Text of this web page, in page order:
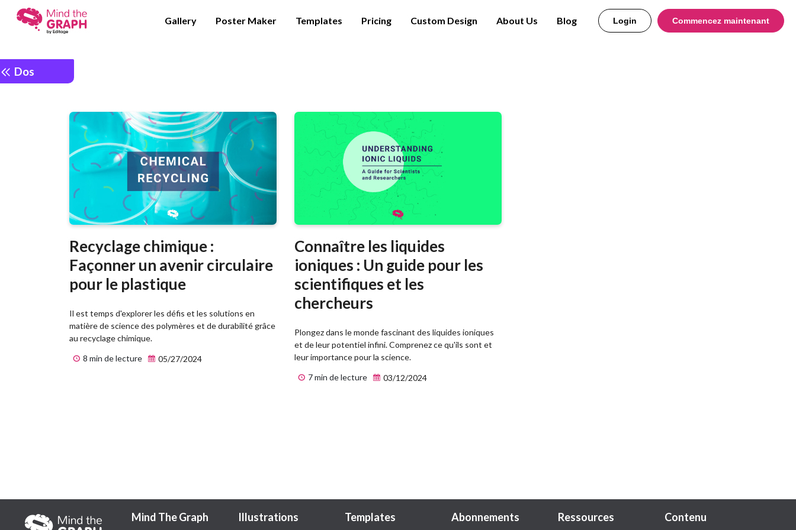
Gallery Poster Maker Templates Pricing Custom Design About Us Blog Login Commencez maintenant
Dos
Recyclage chimique :
Façonner un avenir circulaire
pour le plastique
Il est temps d'explorer les défis et les solutions en
matière de science des polymères et de durabilité grâce
au recyclage chimique.
8 min de lecture
05/27/2024
Connaître les liquides
ioniques : Un guide pour les
scientifiques et les
chercheurs
Plongez dans le monde fascinant des liquides ioniques
et de leur potentiel infini. Comprenez ce qu'ils sont et
leur importance pour la science.
7 min de lecture
03/12/2024
Mind The Graph Illustrations Templates Abonnements Ressources Contenu